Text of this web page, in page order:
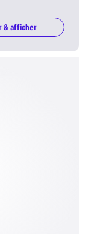
& afficher